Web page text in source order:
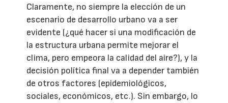
Claramente, no siempre la elección de un
escenario de desarrollo urbano va a ser
evidente (¿qué hacer si una modificación de
la estructura urbana permite mejorar el
clima, pero empeora la calidad del aire?), y la
decisión política final va a depender también
de otros factores (epidemiológicos,
sociales, económicos, etc.). Sin embargo, lo